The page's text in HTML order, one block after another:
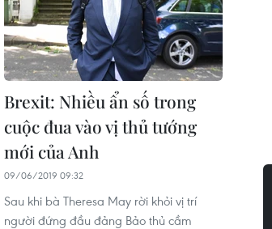
Brexit: Nhiều ẩn số trong
cuộc đua vào vị thủ tướng
mới của Anh
09/06/2019 09:32
Sau khi bà Theresa May rời khỏi vị trí
người đứng đầu đảng Bảo thủ cầm